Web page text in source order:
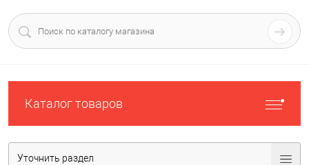
Каталог товаров
Уточнить раздел